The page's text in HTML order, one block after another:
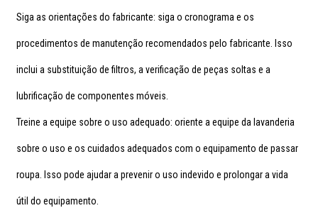
Siga as orientações do fabricante: siga o cronograma e os
procedimentos de manutenção recomendados pelo fabricante. Isso
inclui a substituição de filtros, a verificação de peças soltas e a
lubrificação de componentes móveis.
Treine a equipe sobre o uso adequado: oriente a equipe da lavanderia
sobre o uso e os cuidados adequados com o equipamento de passar
roupa. Isso pode ajudar a prevenir o uso indevido e prolongar a vida
útil do equipamento.